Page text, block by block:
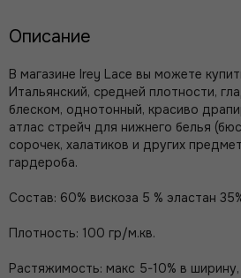
Описание
В магазине Irey Lace вы можете
Итальянский, средней плотности,
блеском, однотонный, красиво
атлас стрейч для нижнего белья
сорочек, халатиков и других
гардероба.
Состав: 60% вискоза 5 % эластан
Плотность: 100 гр/м.кв.
Растяжимость: макс 5-10% в